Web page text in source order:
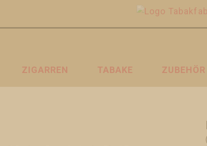
ZIGARREN TABAKE ZUBEHÖR